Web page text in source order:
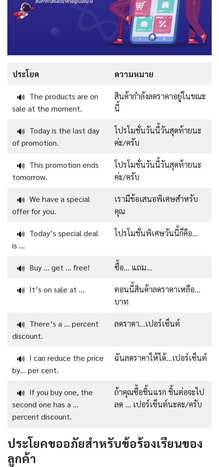
ประโยค ความหมาย
🔊 The products are on
sale at the moment.
สินค้ากำลังลดราคาอยู่ในขณะ
นี้
🔊 Today is the last day
of promotion.
โปรโมชั่นวันนี้วันสุดท้ายนะ
ค่ะ/ครับ
🔊 This promotion ends
tomorrow.
โปรโมชั่นวันนี้วันสุดท้ายนะ
ค่ะ/ครับ
🔊 We have a special
offer for you.
เรามีข้อเสนอพิเศษสำหรับ
คุณ
🔊 Today’s special deal
is …
โปรโมชั่นพิเศษวันนี้ก็คือ…
🔊 Buy … get … free! ซื้อ… แถม…
🔊 It’s on sale at …
ตอนนี้สินค้าลดราคาเหลือ…
บาท
🔊 There’s a … percent
discount.
ลดราคา…เปอร์เซ็นต์
🔊 I can reduce the price
by… per cent.
ฉันลดราคาให้ได้…เปอร์เซ็นต์
🔊 If you buy one, the
second one has a …
percent discount.
ถ้าคุณซื้อชิ้นแรก ชิ้นต่อจะไป
ลด … เปอร์เซ็นต์นะคะ/ครับ
ประโยคขออภัยสำหรับข้อร้องเรียนของ
ลูกค้า